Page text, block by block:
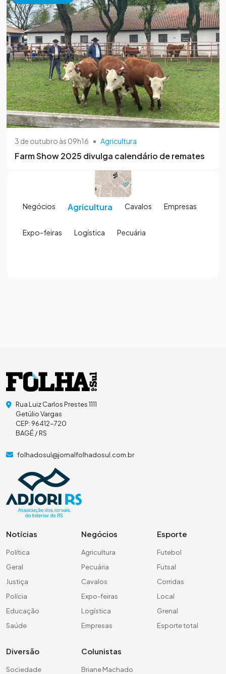
3 de outubro às 09h16 • Agricultura
Farm Show 2025 divulga calendário de remates
Negócios Agricultura Cavalos Empresas
Expo-feiras Logística Pecuária
Rua Luiz Carlos Prestes 1111
Getúlio Vargas
CEP: 96412-720
BAGÉ / RS
folhadosul@jornalfolhadosul.com.br
Notícias
Política
Geral
Justiça
Polícia
Educação
Saúde
Negócios
Agricultura
Pecuária
Cavalos
Expo-feiras
Logística
Empresas
Esporte
Futebol
Futsal
Corridas
Local
Grenal
Esporte total
Diversão
Sociedade
Colunistas
Briane Machado